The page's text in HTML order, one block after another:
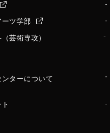
ーツ学部
芸術専攻）
ターについて